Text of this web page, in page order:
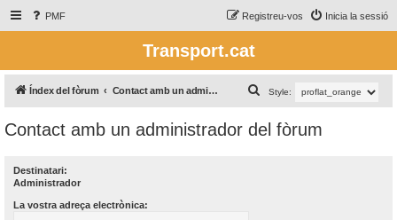
PMF Inicia la sessió
Registreu-vos
Transport.cat
Índex del fòrum Contact amb un administrador del fòrum Style:
e
r
Contact amb un administrador del fòrum
Destinatari:
Administrador
La vostra adreça electrònica: